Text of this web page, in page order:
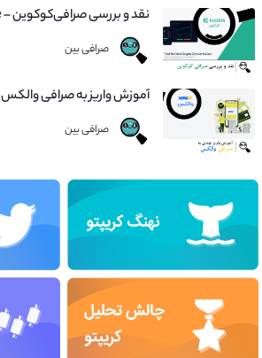
نقد و بررسی صرافی‌کوکوین – Kucoin Exchange
صرافی بین
آموزش واریز به صرافی والکس
صرافی بین